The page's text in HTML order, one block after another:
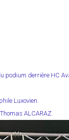
derrière HC
Luxovien.
ALCARAZ.